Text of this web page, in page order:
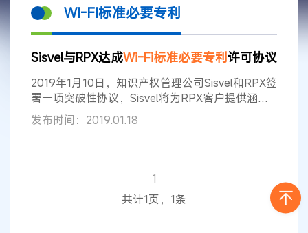
WI-FI标准必要专利
Sisvel与RPX达成Wi-Fi标准必要专利许可协议
2019年1月10日，知识产权管理公司Sisvel和RPX签
署一项突破性协议，Sisvel将为RPX客户提供涵盖
500项标准 必要专利（SEPs）的Sisvel
许可计划，用于在FRAND条款下支持
三菱电机、Hera Wireless、Enact IP和
发布时间：2019.01.18
1
共计1页，1条